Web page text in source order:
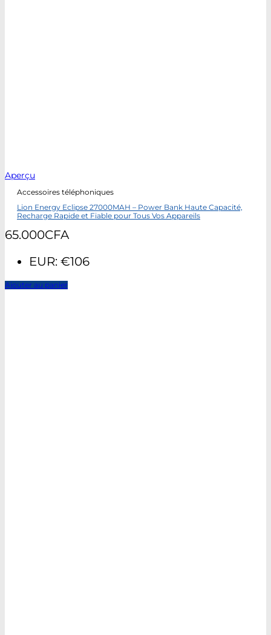
Aperçu
Accessoires téléphoniques
Lion Energy Eclipse 27000MAH – Power Bank Haute Capacité,
Recharge Rapide et Fiable pour Tous Vos Appareils
65.000CFA
EUR: €106
Ajouter au panier